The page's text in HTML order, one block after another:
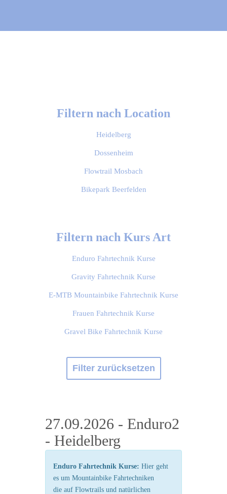
Filtern nach Location
Heidelberg
Dossenheim
Flowtrail Mosbach
Bikepark Beerfelden
Filtern nach Kurs Art
Enduro Fahrtechnik Kurse
Gravity Fahrtechnik Kurse
E-MTB Mountainbike Fahrtechnik Kurse
Frauen Fahrtechnik Kurse
Gravel Bike Fahrtechnik Kurse
Filter zurücksetzen
27.09.2026 - Enduro2
- Heidelberg
Enduro Fahrtechnik Kurse: Hier geht
es um Mountainbike Fahrtechniken
die auf Flowtrails und natürlichen